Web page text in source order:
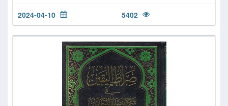
5402
2024-04-10